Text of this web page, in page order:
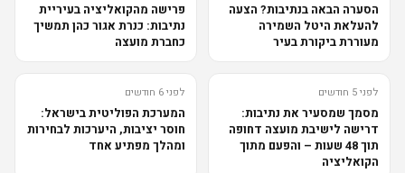
הסערה הבאה בנתיבות? הצעה
להעלאת היטל השמירה
מעוררת ביקורת בעיר
פרישה מהקואליציה בעיריית
נתיבות: כנרת אגור כהן תמשיך
כחברת מועצה
לפני 5 חודשים
מסמך שמסעיר את נתיבות:
דרישה לישיבת מועצה דחופה
תוך 48 שעות – והפעם מתוך
הקואליציה
לפני 6 חודשים
המערכת הפוליטית בישראל:
חוסר יציבות, היערכות לבחירות
ומהלך מפתיע אחד